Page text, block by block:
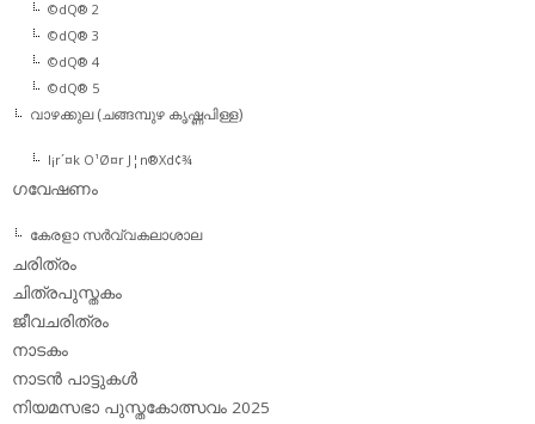
©dQ® 2
©dQ® 3
©dQ® 4
©dQ® 5
വാഴക്കുല (ചങ്ങമ്പുഴ കൃഷ്ണപിള്ള)
l¡r´¤k O¹Ø¤r J¦n®Xd¢¾
ഗവേഷണം
കേരളാ സര്‍വ്വകലാശാല
ചരിത്രം
ചിത്രപുസ്തകം
ജീവചരിത്രം
നാടകം
നാടന്‍ പാട്ടുകള്‍
നിയമസഭാ പുസ്തകോത്സവം 2025